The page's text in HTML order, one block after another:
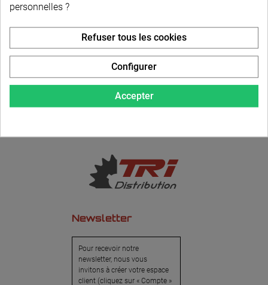
Newsletter
Pour recevoir notre
newsletter, nous vous
invitons à créer votre espace
client (cliquez sur « Compte »
personnelles ?
Accepter
Refuser tous les cookies
Configurer